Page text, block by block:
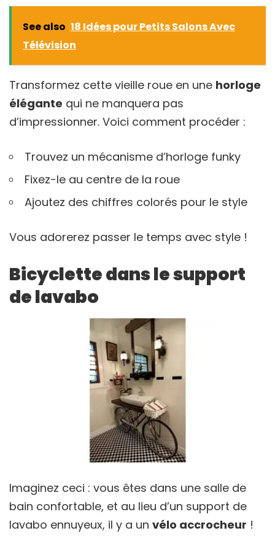
See also 18 Idées pour Petits Salons Avec
Télévision
Transformez cette vieille roue en une horloge
élégante qui ne manquera pas
d’impressionner. Voici comment procéder :
Trouvez un mécanisme d’horloge funky
Fixez-le au centre de la roue
Ajoutez des chiffres colorés pour le style
Vous adorerez passer le temps avec style !
Bicyclette dans le support
de lavabo
Imaginez ceci : vous êtes dans une salle de
bain confortable, et au lieu d’un support de
lavabo ennuyeux, il y a un vélo accrocheur !